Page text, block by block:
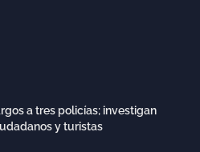
a tres policías; investigan
y turistas